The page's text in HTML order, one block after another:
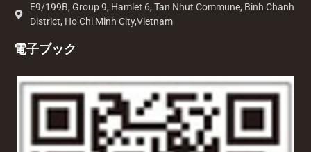
E9/199B, Group 9, Hamlet 6, Tan Nhut Commune, Binh Chanh
District, Ho Chi Minh City,Vietnam
電子ブック